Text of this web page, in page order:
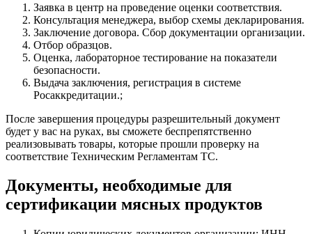
Заявка в центр на проведение оценки соответствия.
Консультация менеджера, выбор схемы декларирования.
Заключение договора. Сбор документации организации.
Отбор образцов.
Оценка, лабораторное тестирование на показатели
безопасности.
Выдача заключения, регистрация в системе
Росаккредитации.;
После завершения процедуры разрешительный документ
будет у вас на руках, вы сможете беспрепятственно
реализовывать товары, которые прошли проверку на
соответствие Техническим Регламентам ТС.
Документы, необходимые для
сертификации мясных продуктов